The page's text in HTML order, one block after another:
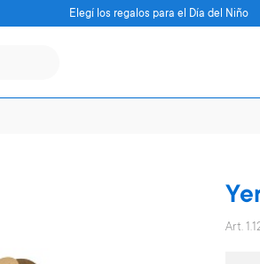
Art.
Elegí los regalos para el Día del Niño